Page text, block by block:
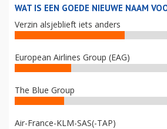
WAT IS EEN GOEDE NIEUWE NAAM
Verzin alsjeblieft iets anders
European Airlines Group (EAG)
The Blue Group
Air-France-KLM-SAS(-TAP)